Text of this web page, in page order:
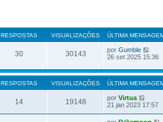
RESPOSTAS VISUALIZAÇÕES ÚLTIMA
30 30143 por Gumble
26 set 2025 15:36
RESPOSTAS VISUALIZAÇÕES ÚLTIMA
14 19148 por Virtua
21 jan 2023 17:57